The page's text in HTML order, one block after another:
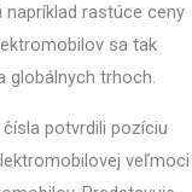
rastúce ceny
sa tak
globálnych trhoch.
potvrdili pozíciu
veľmoci